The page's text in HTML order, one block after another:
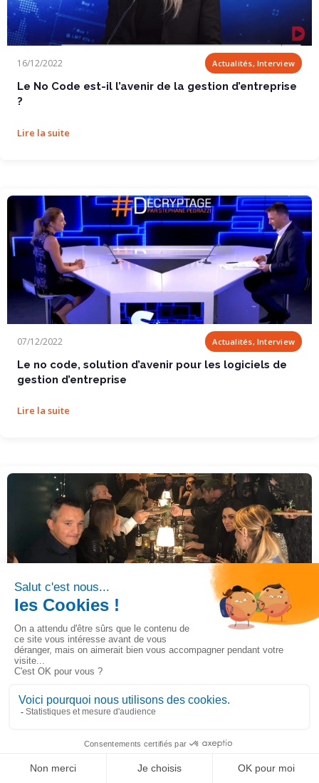
Solution de gestion ultra-personnalisable Ignorer
16/12/2022 Actualités, Interview
Le No Code est-il l’avenir de la gestion d’entreprise
?
Lire la suite
07/12/2022 Actualités, Interview
Le no code, solution d’avenir pour les logiciels de
gestion d’entreprise
Lire la suite
Journée utilisateur du 04 novembre 2022
Actualités, Evénement
Journée utilisateur du 04 novembre 2022